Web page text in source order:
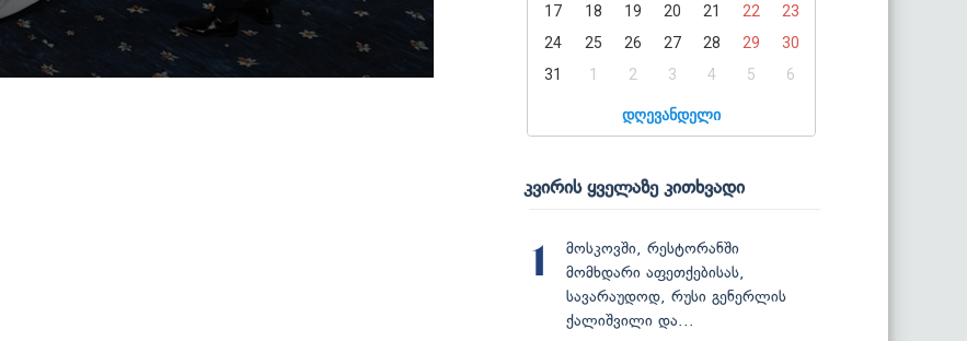
17
18 19 20 21 22
23
24
25 26 27 28 29
30
31
1 2 3 4 5 6
დღევანდელი
კვირის ყველაზე კითხვადი
1
მოსკოვში, რესტორანში
მომხდარი აფეთქებისას,
სავარაუდოდ, რუსი გენერლის
ქალიშვილი და...